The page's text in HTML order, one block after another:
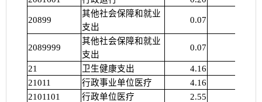
20899
其他社会保障和就业
支出
0.07
2089999
其他社会保障和就业
支出
0.07
21 卫生健康支出
4.16
21011
行政事业单位医疗
4.16
2101101
行政单位医疗
2.55